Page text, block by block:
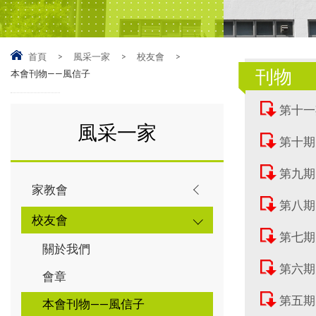
刊物
第十
第十期
第九期
第八期
第七期
第六期
第五期
首頁 > 風采一家 > 校友會
>
本會刊物——風信子
風采一家
家教會
校友會
關於我們
會章
本會刊物——風信子